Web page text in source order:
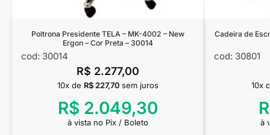
Poltrona Presidente TELA – MK-4002 – New
Ergon – Cor Preta – 30014
cod: 30014
R$ 2.277,00
10x de R$227,70 sem juros
R$ 2.049,30
à vista no Pix / Boleto
Cadeira de
cod: 30801
10x
à